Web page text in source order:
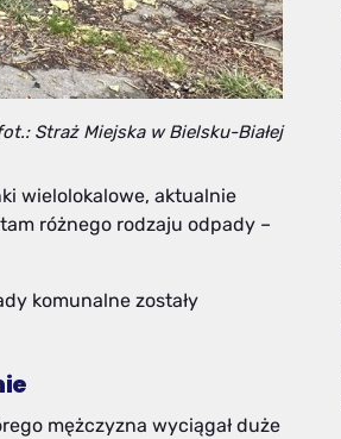
Straż Miejska w Bielsku-Białej
wielolokalowe, aktualnie
różnego rodzaju odpady –
komunalne zostały
mężczyzna wyciągał duże